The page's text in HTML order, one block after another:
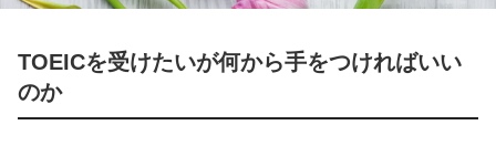
TOEICを受けたいが何から手をつければいい
のか